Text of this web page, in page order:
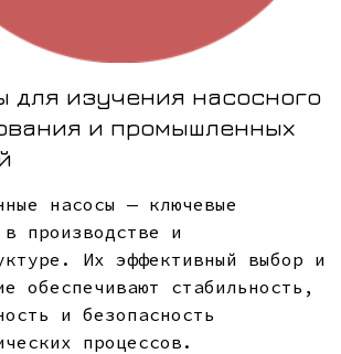
для изучения насосного
и промышленных
насосы — ключевые
производстве и
Их эффективный выбор и
обеспечивают стабильность,
и безопасность
процессов.